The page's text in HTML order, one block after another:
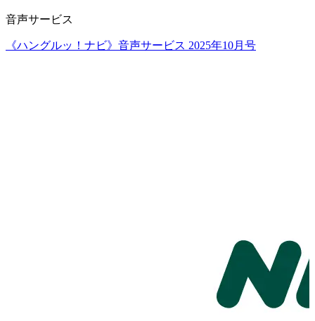
音声サービス
《ハングルッ！ナビ》音声サービス 2025年10月号